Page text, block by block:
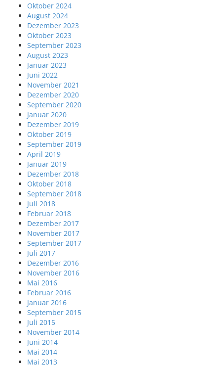
Oktober 2024
August 2024
Dezember 2023
Oktober 2023
September 2023
August 2023
Januar 2023
Juni 2022
November 2021
Dezember 2020
September 2020
Januar 2020
Dezember 2019
Oktober 2019
September 2019
April 2019
Januar 2019
Dezember 2018
Oktober 2018
September 2018
Juli 2018
Februar 2018
Dezember 2017
November 2017
September 2017
Juli 2017
Dezember 2016
November 2016
Mai 2016
Februar 2016
Januar 2016
September 2015
Juli 2015
November 2014
Juni 2014
Mai 2014
Mai 2013